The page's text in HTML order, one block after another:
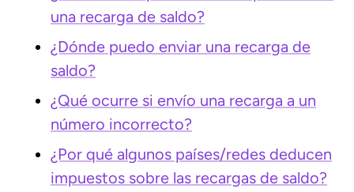
una recarga de saldo?
¿Dónde puedo enviar una recarga de
saldo?
¿Qué ocurre si envío una recarga a un
número incorrecto?
¿Por qué algunos países/redes deducen
impuestos sobre las recargas de saldo?